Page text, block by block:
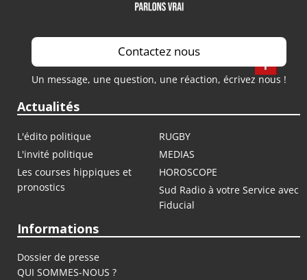
Contactez nous
Un message, une question, une réaction, écrivez nous !
Actualités
L'édito politique
RUGBY
L'invité politique
MEDIAS
Les courses hippiques et
pronostics
HOROSCOPE
Sud Radio à votre Service avec
Fiducial
Informations
Dossier de presse
QUI SOMMES-NOUS ?